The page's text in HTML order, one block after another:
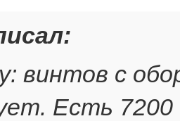
винтов с
Есть 7200